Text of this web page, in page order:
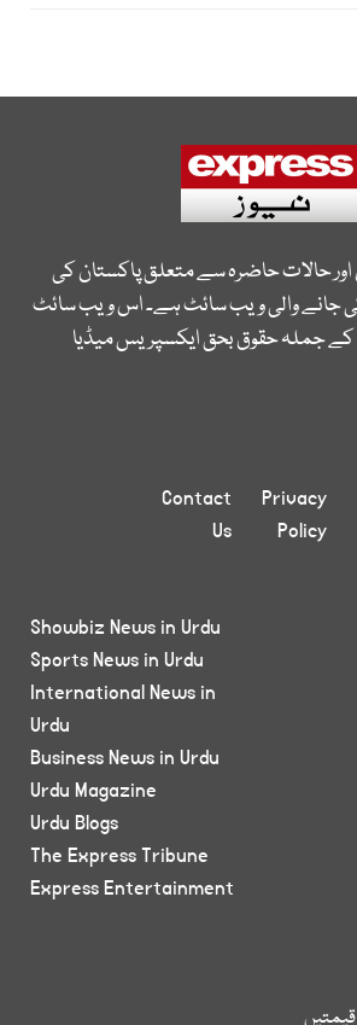
حالات حاضرہ سے متعلق پاکستان کی
جانے والی ویب سائٹ ہے۔ اس ویب سائٹ
کے جملہ حقوق بحق ایکسپریس میڈیا
Privacy
Policy
Contact
Us
Showbiz News in Urdu
Sports News in Urdu
International News in
Urdu
Business News in Urdu
Urdu Magazine
Urdu Blogs
The Express Tribune
Express Entertainment